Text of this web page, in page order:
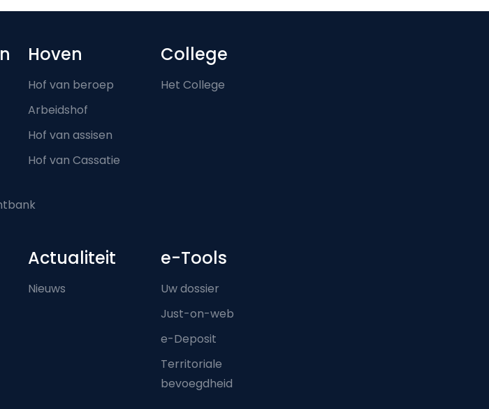
Hoven
Hof van beroep
Arbeidshof
Hof van assisen
Hof van Cassatie
College
Het College
Actualiteit
Nieuws
e-Tools
Uw dossier
Just-on-web
e-Deposit
Territoriale
bevoegdheid